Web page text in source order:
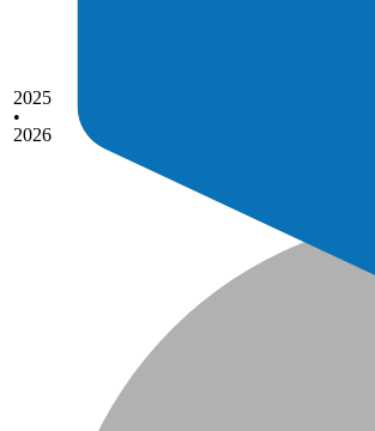
2025
•
2026